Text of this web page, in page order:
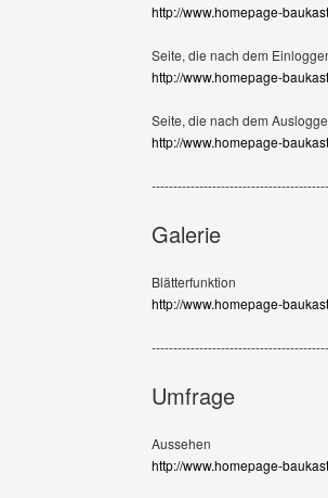
http://www.homepage-
Seite, die nach dem
http://www.homepage-
Seite, die nach dem
http://www.homepage-
Galerie
Blätterfunktion
http://www.homepage-
Umfrage
Aussehen
http://www.homepage-